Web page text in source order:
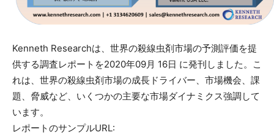
Kenneth Researchは、世界の殺線虫剤市場の予測評価を提
供する調査レポートを2020年09月 16日 に発刊しました。こ
れは、世界の殺線虫剤市場の成長ドライバー、市場機会、課
題、脅威など、いくつかの主要な市場ダイナミクス強調して
います。
レポートのサンプルURL: